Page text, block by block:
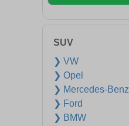
SUV
❯ VW
❯ Opel
❯ Mercedes-Benz
❯ Ford
❯ BMW